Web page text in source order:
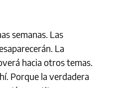
semanas. Las
La
hacia otros temas.
Porque la verdadera